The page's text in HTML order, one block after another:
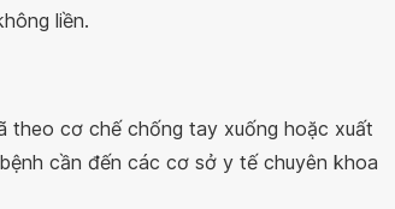
liền.
theo cơ chế chống tay xuống hoặc xuất
cần đến các cơ sở y tế chuyên khoa